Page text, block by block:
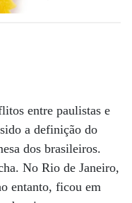
entre paulistas e
a definição do
dos brasileiros.
No Rio de Janeiro,
entanto, ficou em